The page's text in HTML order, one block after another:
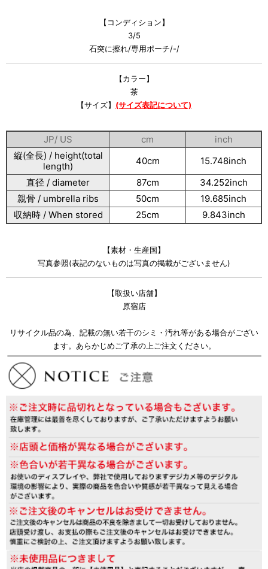
【コンディション】
3/5
石突に擦れ/専用ポーチ/-/
【カラー】
茶
【サイズ】 (サイズ表記について)
JP/ US cm
inch
縦(全長) / height(total
length)
40cm
15.748inch
直径 / diameter
87cm
34.252inch
親骨 / umbrella ribs
50cm
19.685inch
収納時 / When stored
25cm 9.843inch
【素材・生産国】
写真参照(表記のないものは写真の掲載がございません)
【取扱い店舗】
原宿店
リサイクル品の為、記載の無い若干のシミ・汚れ等がある場合がござい
ます。あらかじめご了承の上ご注文ください。